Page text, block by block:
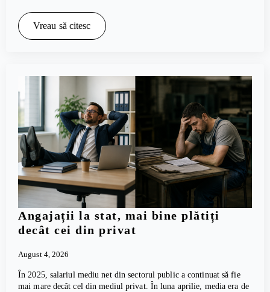
Vreau să citesc
Angajații la stat, mai bine plătiți
decât cei din privat
August 4, 2026
În 2025, salariul mediu net din sectorul public a continuat să fie
mai mare decât cel din mediul privat. În luna aprilie, media era de